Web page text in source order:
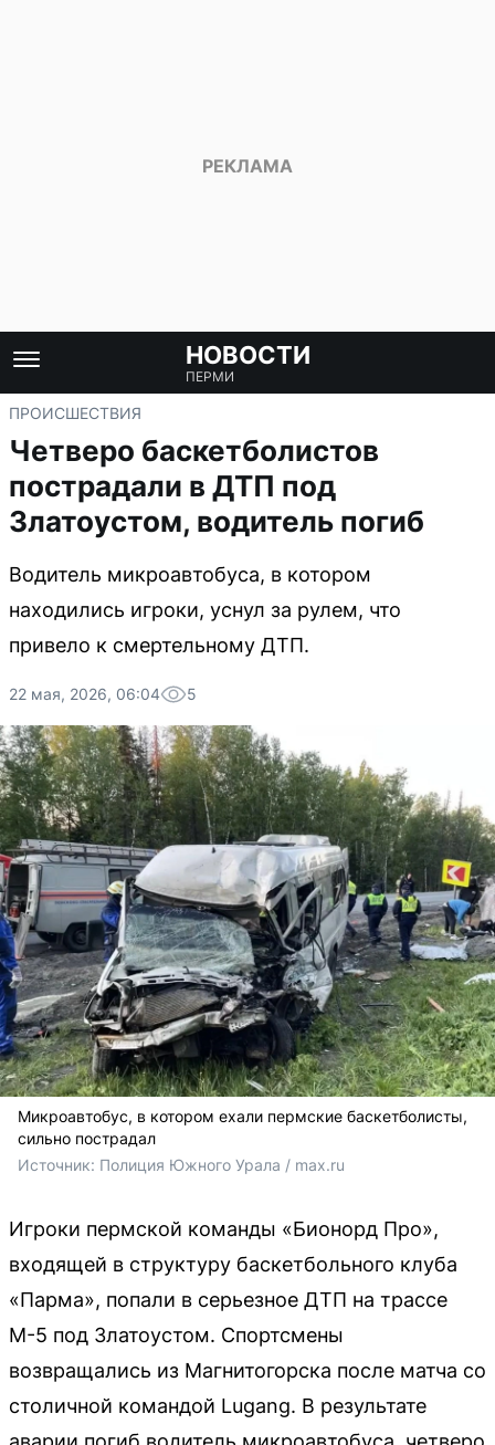
НОВОСТИ
ПЕРМИ
ПРОИСШЕСТВИЯ
Четверо баскетболистов
пострадали в ДТП под
Златоустом, водитель погиб
Водитель микроавтобуса, в котором
находились игроки, уснул за рулем, что
привело к смертельному ДТП.
22 мая, 2026, 06:04 5
Микроавтобус, в котором ехали пермские баскетболисты,
сильно пострадал
Источник: Полиция Южного Урала / max.ru
Игроки пермской команды «Бионорд Про»,
входящей в структуру баскетбольного клуба
«Парма», попали в серьезное ДТП на трассе
М-5 под Златоустом. Спортсмены
возвращались из Магнитогорска после матча со
столичной командой Lugang. В результате